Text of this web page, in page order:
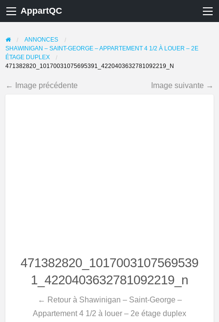
AppartQC
ANNONCES
SHAWINIGAN – SAINT-GEORGE – APPARTEMENT 4 1/2 À LOUER – 2E
ÉTAGE DUPLEX
471382820_10170031075695391_4220403632781092219_N
← Image précédente Image suivante →
471382820_1017003107569539
1_4220403632781092219_n
← Retour à Shawinigan – Saint-George –
Appartement 4 1/2 à louer – 2e étage duplex